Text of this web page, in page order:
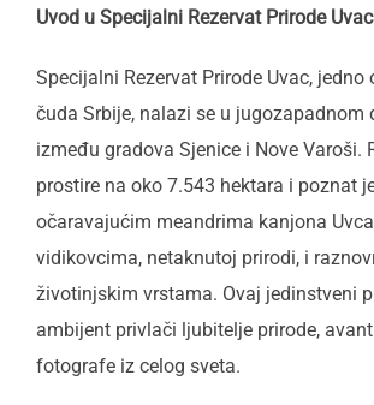
Uvod u Specijalni Rezervat Prirode Uvac
Specijalni Rezervat Prirode Uvac, jedno
čuda Srbije, nalazi se u jugozapadnom
između gradova Sjenice i Nove Varoši.
prostire na oko 7.543 hektara i poznat
očaravajućim meandrima kanjona
vidikovcima, netaknutoj prirodi, i
životinjskim vrstama. Ovaj jedinstveni
ambijent privlači ljubitelje prirode,
fotografe iz celog sveta.